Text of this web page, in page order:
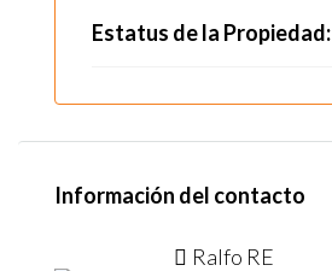
Estatus de la Propiedad:
Información del contacto
Ralfo RE